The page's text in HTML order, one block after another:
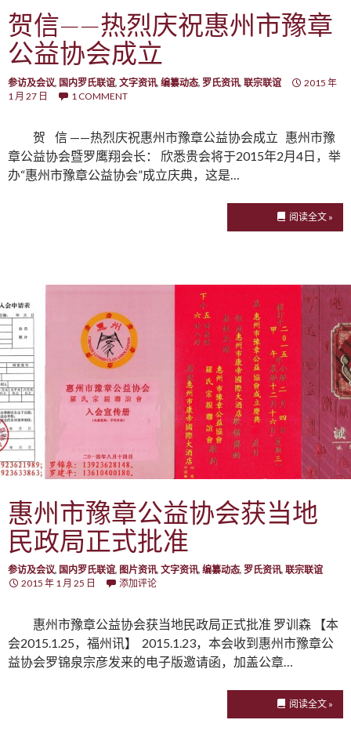
贺信——热烈庆祝惠州市豫章
公益协会成立
参访及会议, 国内罗氏联谊, 文字资讯, 编纂动态, 罗氏资讯, 联宗联谊
2015 年
1 月 27 日
1 COMMENT
贺 信 ——热烈庆祝惠州市豫章公益协会成立 惠州市豫
章公益协会暨罗鹰翔会长： 欣悉贵会将于2015年2月4日，举
办“惠州市豫章公益协会”成立庆典，这是…
阅读全文 »
惠州市豫章公益协会获当地
民政局正式批准
参访及会议, 国内罗氏联谊, 图片资讯, 文字资讯, 编纂动态, 罗氏资讯, 联宗联谊
2015 年 1 月 25 日
添加评论
惠州市豫章公益协会获当地民政局正式批准 罗训森 【本
会2015.1.25，福州讯】 2015.1.23，本会收到惠州市豫章公
益协会罗锦泉宗彦发来的电子版邀请函，加盖公章…
阅读全文 »